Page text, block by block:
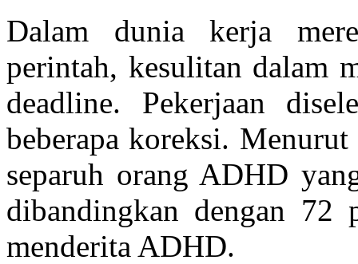
Dalam dunia kerja
perintah, kesulitan dalam
deadline. Pekerjaan
beberapa koreksi.
separuh orang ADHD
dibandingkan dengan 72
menderita ADHD.